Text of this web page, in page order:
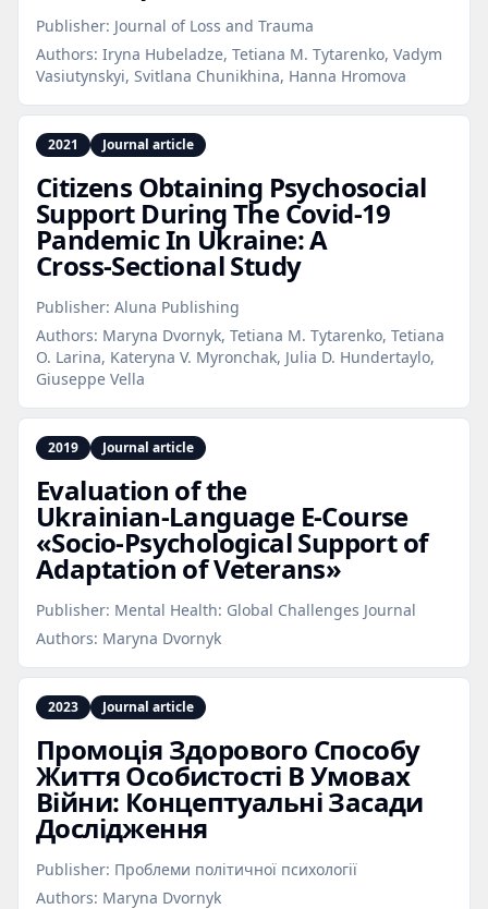
Publisher: Journal of Loss and Trauma
Authors: Iryna Hubeladze, Tetiana M. Tytarenko, Vadym
Vasiutynskyi, Svitlana Chunikhina, Hanna Hromova
2021 Journal article
Citizens Obtaining Psychosocial
Support During The Covid‑19
Pandemic In Ukraine: A
Cross‑Sectional Study
Publisher: Aluna Publishing
Authors: Maryna Dvornyk, Tetiana M. Tytarenko, Tetiana
O. Larina, Kateryna V. Myronchak, Julia D. Hundertaylo,
Giuseppe Vella
2019 Journal article
Evaluation of the
Ukrainian‑Language E‑Course
«Socio‑Psychological Support of
Adaptation of Veterans»
Publisher: Mental Health: Global Challenges Journal
Authors: Maryna Dvornyk
2023 Journal article
Промоція Здорового Способу
Життя Особистості В Умовах
Війни: Концептуальні Засади
Дослідження
Publisher: Проблеми політичної психології
Authors: Maryna Dvornyk